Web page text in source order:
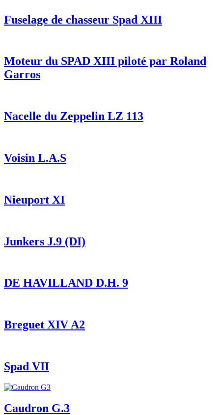
Fuselage de chasseur Spad XIII
Moteur du SPAD XIII piloté par Roland
Garros
Nacelle du Zeppelin LZ 113
Voisin L.A.S
Nieuport XI
Junkers J.9 (DI)
DE HAVILLAND D.H. 9
Breguet XIV A2
Spad VII
Caudron G.3